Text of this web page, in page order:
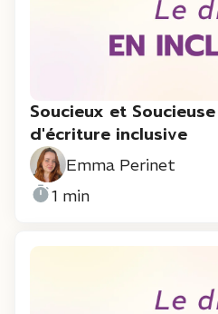
Soucieux et
d'écriture inclusive
Emma Perinet
1 min